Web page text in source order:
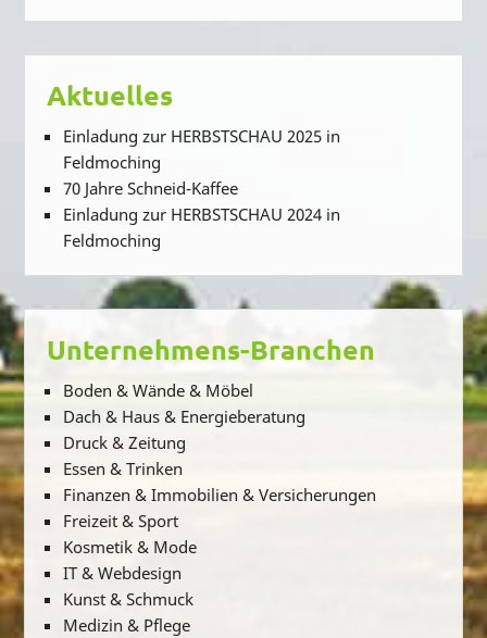
Aktuelles
Einladung zur HERBSTSCHAU 2025 in
Feldmoching
70 Jahre Schneid-Kaffee
Einladung zur HERBSTSCHAU 2024 in
Feldmoching
Unternehmens-Branchen
Boden & Wände & Möbel
Dach & Haus & Energieberatung
Druck & Zeitung
Essen & Trinken
Finanzen & Immobilien & Versicherungen
Freizeit & Sport
Kosmetik & Mode
IT & Webdesign
Kunst & Schmuck
Medizin & Pflege